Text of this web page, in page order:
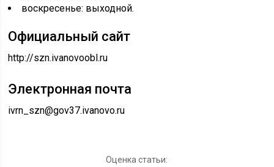
воскресенье: выходной.
Официальный сайт
http://szn.ivanovoobl.ru
Электронная почта
ivrn_szn@gov37.ivanovo.ru
Оценка статьи: